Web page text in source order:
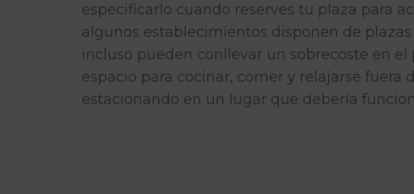
especificarlo cuando reserves tu plaza para
algunos establecimientos disponen de
incluso pueden conllevar un sobrecoste en
espacio para cocinar, comer y relajarse fuera
estacionando en un lugar que debería